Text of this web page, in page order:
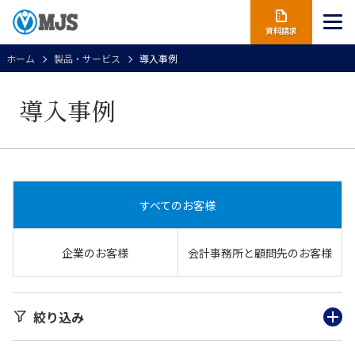
資料請求
ホーム 製品・サービス 導入事例
導入事例
すべてのお客様
企業のお客様 会計事務所と顧問先のお客様
絞り込み